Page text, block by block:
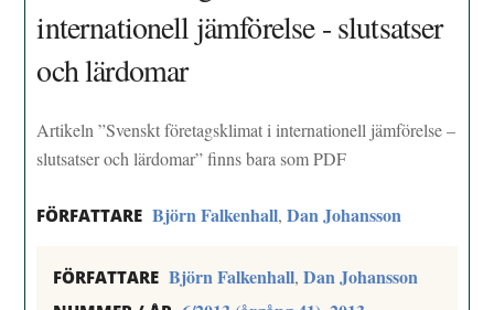
internationell jämförelse - slutsatser
och lärdomar
Artikeln ”Svenskt företagsklimat i internationell jämförelse –
slutsatser och lärdomar” finns bara som PDF
FÖRFATTARE Björn Falkenhall,Dan Johansson
FÖRFATTARE Björn Falkenhall,Dan Johansson